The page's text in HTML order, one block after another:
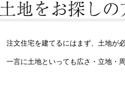
注文住宅を建てるにはまず、土地が
一言に土地といっても広さ・立地・